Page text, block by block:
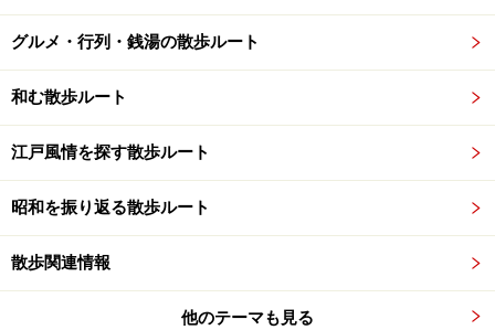
グルメ・行列・銭湯の散歩ルート
和む散歩ルート
江戸風情を探す散歩ルート
昭和を振り返る散歩ルート
散歩関連情報
他のテーマも見る